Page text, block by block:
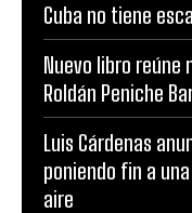
Cuba no tiene
Nuevo libro
Roldán Peniche
Luis Cárdenas
poniendo fin a
aire